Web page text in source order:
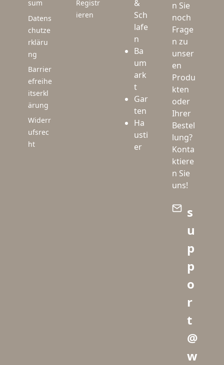
sum
Datens
chutze
rkläru
ng
Barrier
efreihe
itserkl
ärung
Widerr
ufsrec
ht
Registr
ieren
&
Sch
lafe
n
Ba
um
ark
t
Gar
ten
Ha
usti
er
n Sie
noch
Frage
n zu
unser
en
Produ
kten
oder
Ihrer
Bestel
lung?
Konta
ktiere
n Sie
uns!
s
u
p
p
o
r
t
@
w